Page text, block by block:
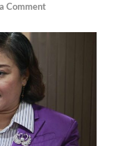
Comment